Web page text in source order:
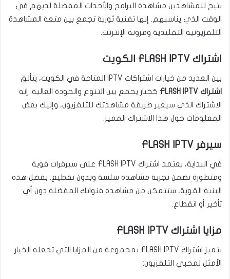
يتيح للمشاهدين مشاهدة البرامج والأحداث المفضلة لديهم في
الوقت الذي يناسبهم. إنها تقنية ثورية تجمع بين متعة المشاهدة
التلفزيونية التقليدية ومرونة الإنترنت.
اشتراك FLASH IPTV الكويت
بين العديد من خيارات اشتراكات IPTV المتاحة في الكويت، يتألق
اشتراك FLASH IPTV
كخيار يجمع بين التنوع والجودة العالية. إنه
الاشتراك الذي سيغير طريقة مشاهدتك للتلفزيون، وإليك بعض
المعلومات حول هذا الاشتراك المميز:
سيرفر FLASH IPTV
في البداية، يعتمد اشتراك FLASH IPTV على سيرفرات قوية
ومتطورة تضمن تجربة مشاهدة سلسة وبدون تقطيع. بفضل هذه
البنية القوية، ستتمكن من مشاهدة قنواتك المفضلة دون أي
تأخير أو انقطاع.
مزايا اشتراك FLASH IPTV
يتميز اشتراك FLASH IPTV بمجموعة من المزايا التي تجعله الخيار
الأمثل لمحبي التلفزيون: